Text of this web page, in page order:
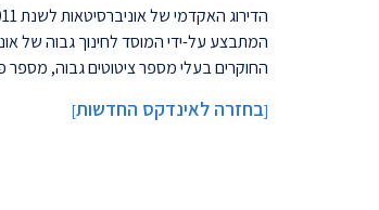
הדירוג האקדמי של אוניברסיטאות לשנת 2011 מיקם את תחום מדעי המחשב בטכניון בפעם השנייה ברציפות במקום ה-15 בעולם.
המתבצע על-ידי המוסד לחינוך גבוה של
החוקרים בעלי מספר ציטוטים גבוה, מספר
[בחזרה לאינדקס החדשות]